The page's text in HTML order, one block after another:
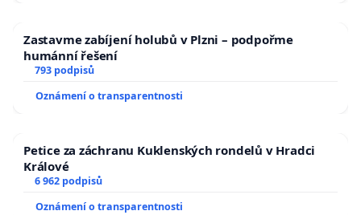
Zastavme zabíjení holubů v Plzni – podpořme
humánní řešení
793 podpisů
Oznámení o transparentnosti
Petice za záchranu Kuklenských rondelů v Hradci
Králové
6 962 podpisů
Oznámení o transparentnosti